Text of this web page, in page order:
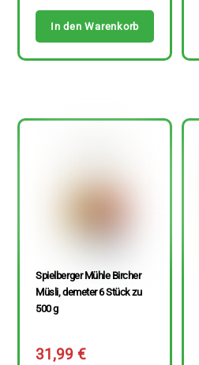
In den Warenkorb
Spielberger Mühle Bircher
Müsli, demeter 6 Stück zu
500 g
31,99€